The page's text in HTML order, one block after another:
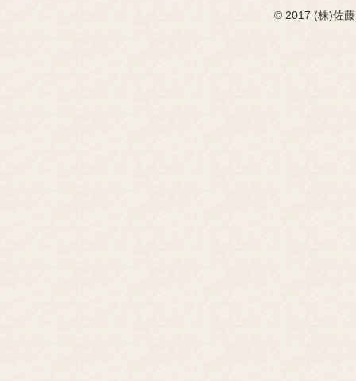
© 2017 (株)佐